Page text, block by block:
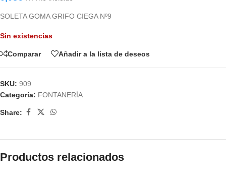
SOLETA GOMA GRIFO CIEGA Nº9
Sin existencias
Comparar Añadir a la lista de deseos
SKU: 909
Categoría: FONTANERÍA
Share:
Productos relacionados